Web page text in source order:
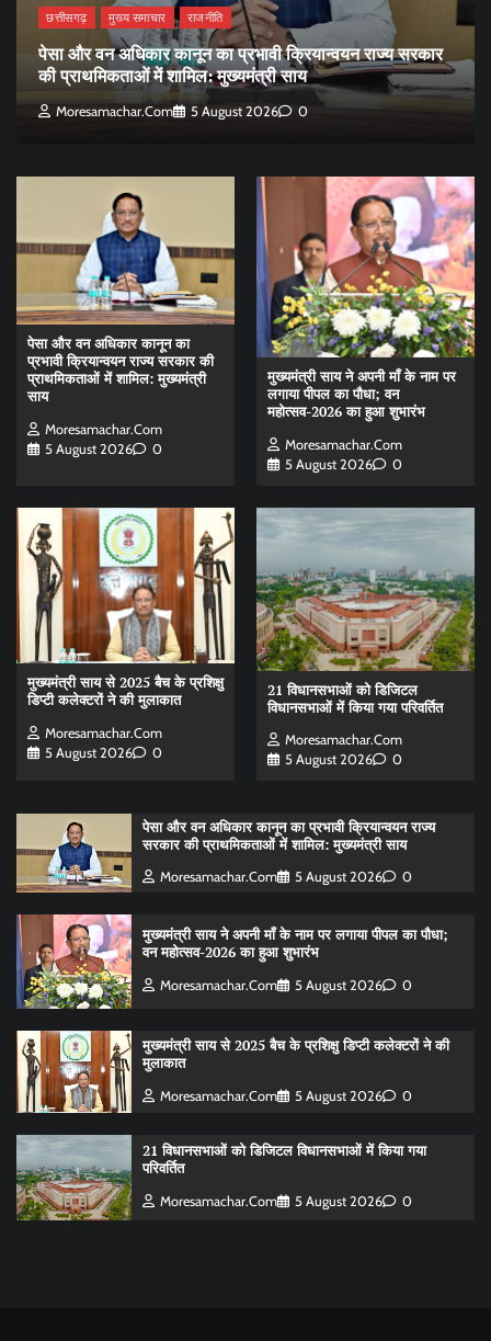
छत्तीसगढ़ मुख्य समाचार राजनीति
पेसा और वन अधिकार कानून का प्रभावी क्रियान्वयन राज्य सरकार
की प्राथमिकताओं में शामिल: मुख्यमंत्री साय
Moresamachar.com 5 August 2026 0
पेसा और वन अधिकार कानून का
प्रभावी क्रियान्वयन राज्य सरकार की
प्राथमिकताओं में शामिल: मुख्यमंत्री
साय
Moresamachar.com
5 August 2026
0
मुख्यमंत्री साय ने अपनी माँ के नाम पर
लगाया पीपल का पौधा; वन
महोत्सव-2026 का हुआ शुभारंभ
Moresamachar.com
5 August 2026
0
मुख्यमंत्री साय से 2025 बैच के प्रशिक्षु
डिप्टी कलेक्टरों ने की मुलाकात
Moresamachar.com
5 August 2026
0
21 विधानसभाओं को डिजिटल
विधानसभाओं में किया गया परिवर्तित
Moresamachar.com
5 August 2026
0
पेसा और वन अधिकार कानून का प्रभावी क्रियान्वयन राज्य
सरकार की प्राथमिकताओं में शामिल: मुख्यमंत्री साय
Moresamachar.com 5 August 2026 0
मुख्यमंत्री साय ने अपनी माँ के नाम पर लगाया पीपल का पौधा;
वन महोत्सव-2026 का हुआ शुभारंभ
Moresamachar.com 5 August 2026 0
मुख्यमंत्री साय से 2025 बैच के प्रशिक्षु डिप्टी कलेक्टरों ने की
मुलाकात
Moresamachar.com 5 August 2026 0
21 विधानसभाओं को डिजिटल विधानसभाओं में किया गया
परिवर्तित
Moresamachar.com 5 August 2026 0